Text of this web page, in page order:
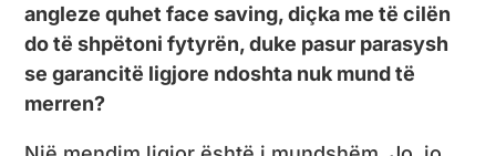
angleze quhetface saving, diçka me të cilën
do të shpëtoni fytyrën, duke pasur parasysh
se garancitë ligjore ndoshta nuk mund të
merren?